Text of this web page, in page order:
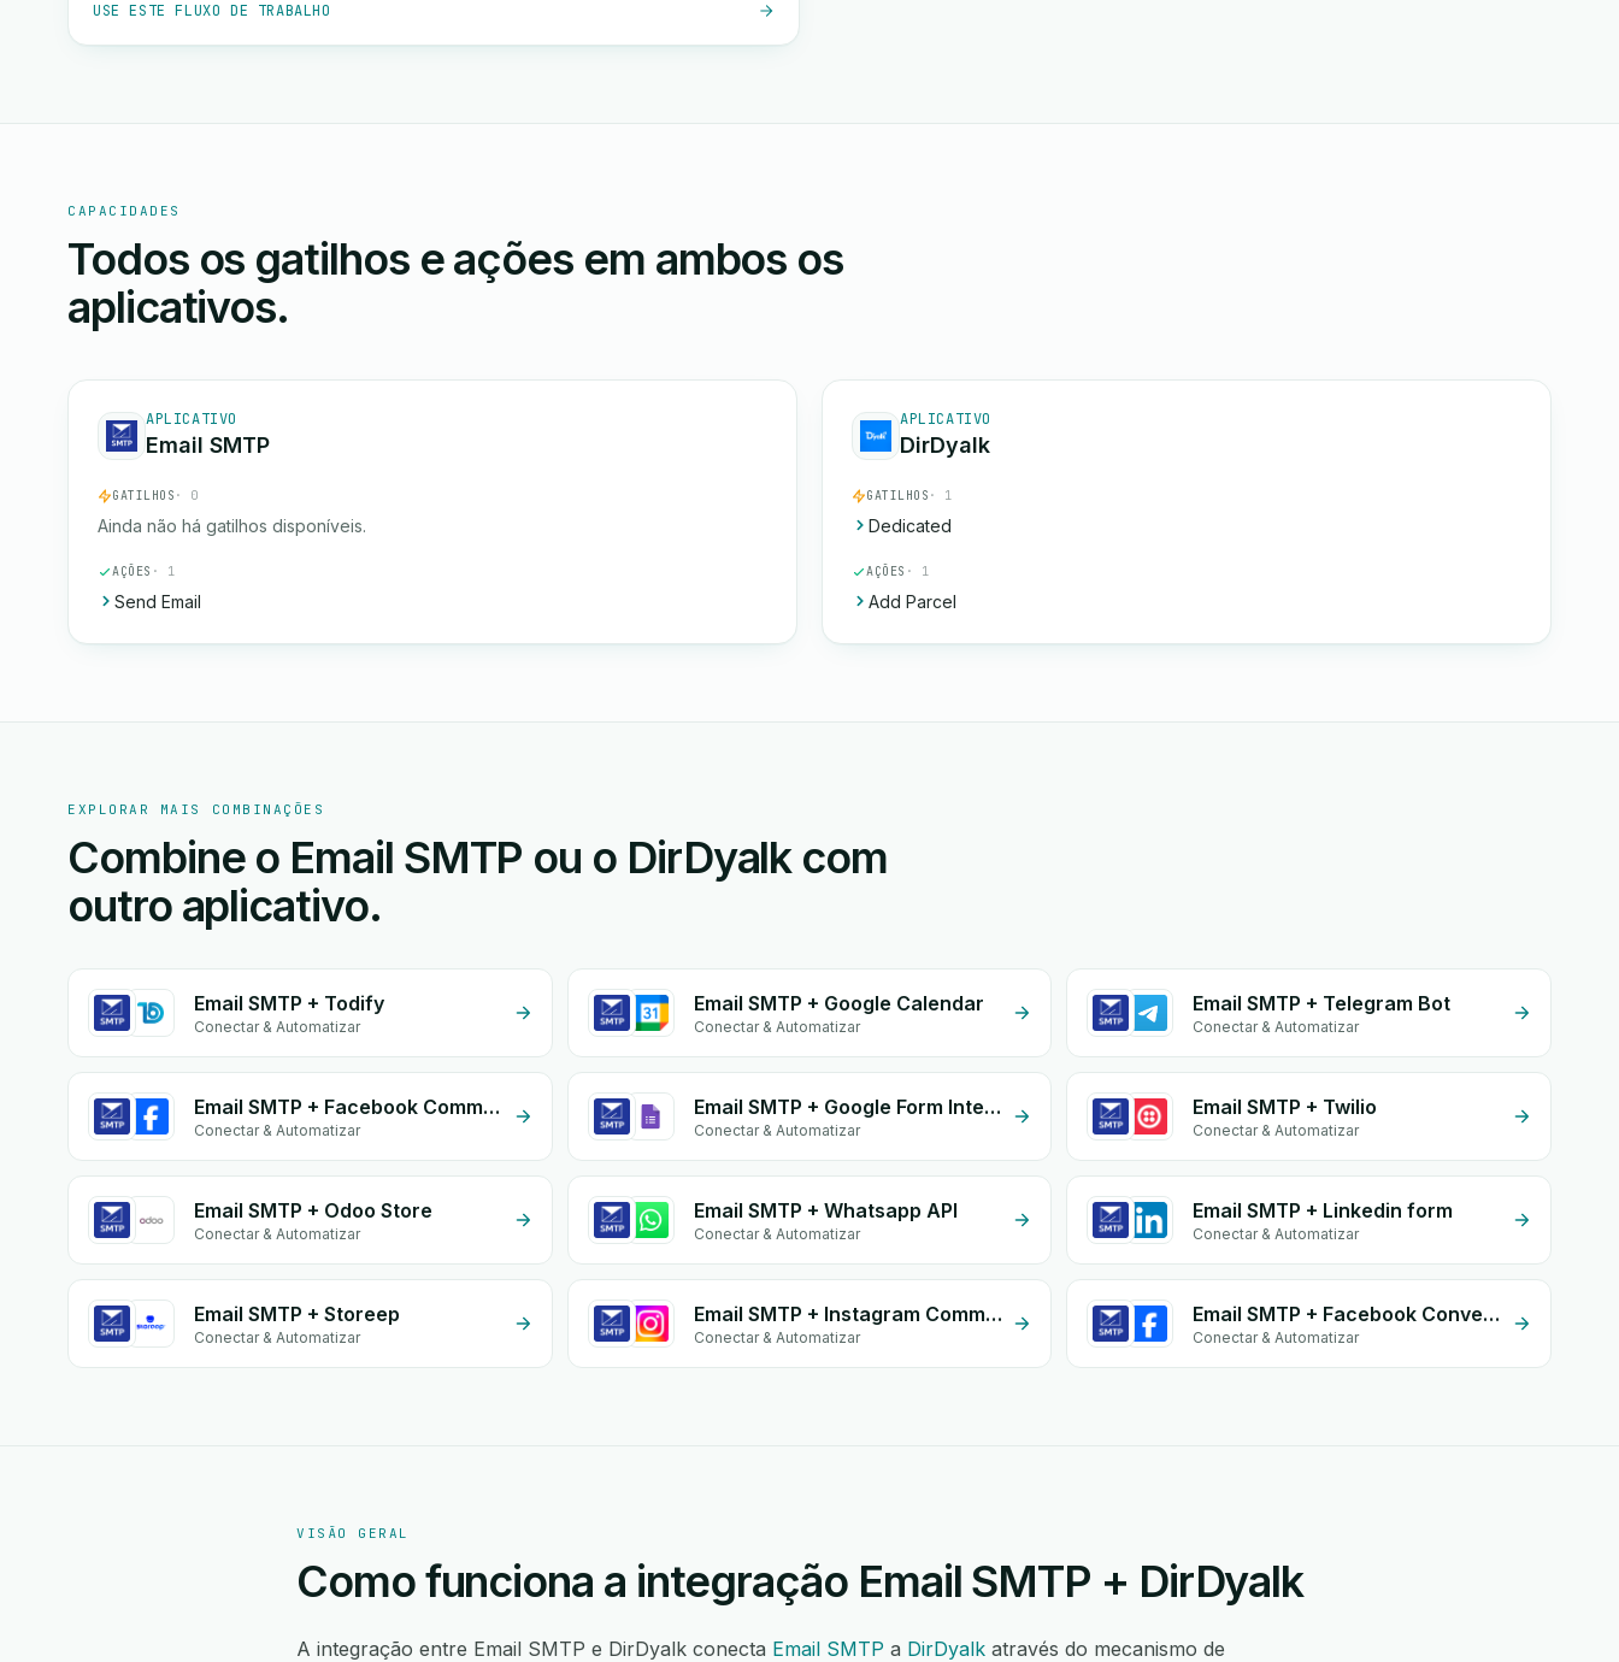
USE ESTE FLUXO DE TRABALHO
CAPACIDADES
Todos os gatilhos e ações em ambos os
aplicativos.
APLICATIVO
Email SMTP
GATILHOS · 0
Ainda não há gatilhos disponíveis.
AÇÕES · 1
Send Email
APLICATIVO
DirDyalk
GATILHOS · 1
Dedicated
AÇÕES · 1
Add Parcel
EXPLORAR MAIS COMBINAÇÕES
Combine o Email SMTP ou o DirDyalk com
outro aplicativo.
Email SMTP + Todify
Conectar & Automatizar
Email SMTP + Google Calendar
Conectar & Automatizar
Email SMTP + Telegram Bot
Conectar & Automatizar
Email SMTP + Facebook Commerce
Conectar & Automatizar
Email SMTP + Google Form Integration
Conectar & Automatizar
Email SMTP + Twilio
Conectar & Automatizar
Email SMTP + Odoo Store
Conectar & Automatizar
Email SMTP + Whatsapp API
Conectar & Automatizar
Email SMTP + Linkedin form
Conectar & Automatizar
Email SMTP + Storeep
Conectar & Automatizar
Email SMTP + Instagram Comment
Conectar & Automatizar
Email SMTP + Facebook Conversion API (CAPI)
Conectar & Automatizar
VISÃO GERAL
Como funciona a integração Email SMTP + DirDyalk
A integração entre Email SMTP e DirDyalk conecta Email SMTP a DirDyalk através do mecanismo de